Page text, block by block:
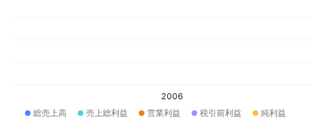
2006
総売上高
売上総利益 営業利益 税引前利益 純利益